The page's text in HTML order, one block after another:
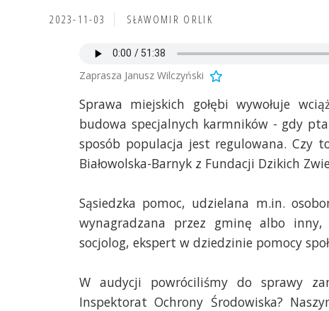
2023-11-03 SŁAWOMIR ORLIK
Zaprasza Janusz Wilczyński
Sprawa miejskich gołębi wywołuje
budowa specjalnych karmników - gdy
sposób populacja jest regulowana. Czy
Białowolska-Barnyk z Fundacji Dzikich
Sąsiedzka pomoc, udzielana m.in.
wynagradzana przez gminę albo inny,
socjolog, ekspert w dziedzinie pomocy
W audycji powróciliśmy do sprawy
Inspektorat Ochrony Środowiska?